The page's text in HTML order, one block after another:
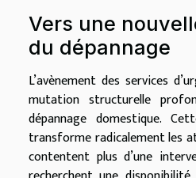
Vers une
du dépannage
L’avènement des services
mutation structurelle
dépannage domestique.
transforme radicalement les
contentent plus d’une